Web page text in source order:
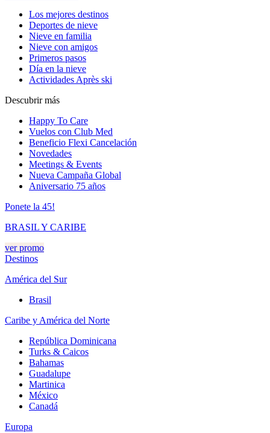
Los mejores destinos
Deportes de nieve
Nieve en familia
Nieve con amigos
Primeros pasos
Día en la nieve
Actividades Après ski
Descubrir más
Happy To Care
Vuelos con Club Med
Beneficio Flexi Cancelación
Novedades
Meetings & Events
Nueva Campaña Global
Aniversario 75 años
Ponete la 45!
BRASIL Y CARIBE
ver promo
Destinos
América del Sur
Brasil
Caribe y América del Norte
República Dominicana
Turks & Caicos
Bahamas
Guadalupe
Martinica
México
Canadá
Europa